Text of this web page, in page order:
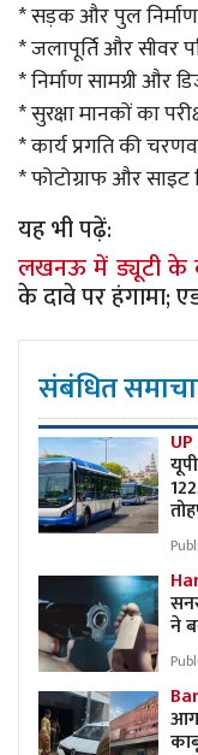
* सड़क और पुल
* जलापूर्ति और सीवर
* निर्माण सामग्री और
* सुरक्षा मानकों का
* कार्य प्रगति की
* फोटोग्राफ और साइट
यह भी पढ़ें:
लखनऊ में ड्यूटी के
के दावे पर हंगामा;
संबंधित
ने